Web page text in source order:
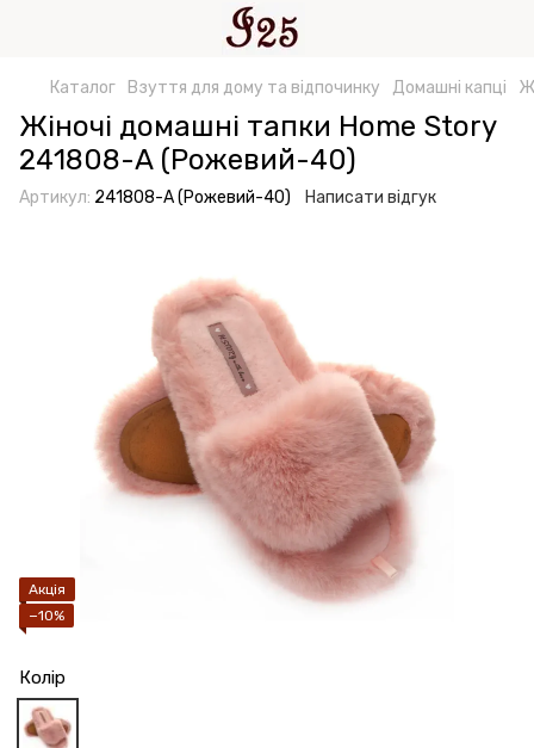
Каталог Взуття для дому та відпочинку Домашні капці
Жіночі домашні тапки Home Story
241808-А (Рожевий-40)
Артикул: 241808-А (Рожевий-40) Написати відгук
Акція
−10%
Колір